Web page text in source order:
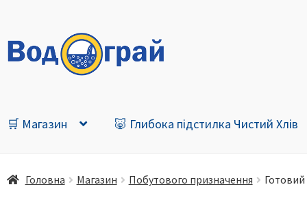
Перейти
до
Перейти
до
🛒 Магазин 🐷 Глибока підстилка Чистий Хлів
Головна Магазин Побутового призначення Готовий